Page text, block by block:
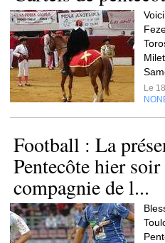
Le
Football : La
Pentecôte hier
compagnie de l...